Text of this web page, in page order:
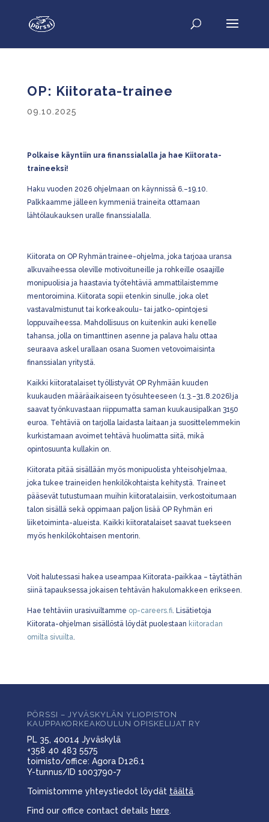
OP: Kiitorata-trainee
09.10.2025
Polkaise käyntiin ura finanssialalla ja hae Kiitorata-
traineeksi!
Haku vuoden 2026 ohjelmaan on käynnissä 6.–19.10.
Palkkaamme jälleen kymmeniä traineita ottamaan
lähtölaukauksen uralle finanssialalla.
Kiitorata on OP Ryhmän trainee-ohjelma, joka tarjoaa uransa
alkuvaiheessa oleville motivoituneille ja rohkeille osaajille
monipuolisia ja haastavia työtehtäviä ammattilaistemme
mentoroimina. Kiitorata sopii etenkin sinulle, joka olet
vastavalmistunut tai korkeakoulu- tai jatko-opintojesi
loppuvaiheessa. Mahdollisuus on kuitenkin auki kenelle
tahansa, jolla on timanttinen asenne ja palava halu ottaa
seuraava askel urallaan osana Suomen vetovoimaisinta
finanssialan yritystä.
Kaikki kiitoratalaiset työllistyvät OP Ryhmään kuuden
kuukauden määräaikaiseen työsuhteeseen (1.3.–31.8.2026) ja
saavat työnkuvastaan riippumatta saman kuukausipalkan 3150
euroa. Tehtäviä on tarjolla laidasta laitaan ja suosittelemmekin
kurkistamaan avoimet tehtävä huolimatta siitä, mikä
opintosuunta kullakin on.
Kiitorata pitää sisällään myös monipuolista yhteisohjelmaa,
joka tukee traineiden henkilökohtaista kehitystä. Traineet
pääsevät tutustumaan muihin kiitoratalaisiin, verkostoitumaan
talon sisällä sekä oppimaan paljon lisää OP Ryhmän eri
liiketoiminta-alueista. Kaikki kiitoratalaiset saavat tuekseen
myös henkilökohtaisen mentorin.
Voit halutessasi hakea useampaa Kiitorata-paikkaa – täytäthän
siinä tapauksessa jokaisen tehtävän hakulomakkeen erikseen.
Hae tehtäviin urasivuiltamme op-careers.fi. Lisätietoja
Kiitorata-ohjelman sisällöstä löydät puolestaan kiitoradan
omilta sivuilta.
PÖRSSI – JYVÄSKYLÄN YLIOPISTON
KAUPPAKORKEAKOULUN OPISKELIJAT RY
PL 35, 40014 Jyväskylä
+358 40 483 5575
toimisto/office: Agora D126.1
Y-tunnus/ID 1003790-7
Toimistomme yhteystiedot löydät täältä.
Find our office contact details here.